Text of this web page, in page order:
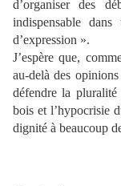
d’organiser des
indispensable
d’expression ».
J’espère que,
au-delà des
défendre la
bois et l’hypocrisie
dignité à beaucoup